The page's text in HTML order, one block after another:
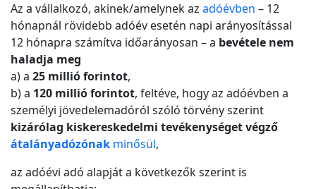
Az a vállalkozó, akinek/amelynek az adóévben – 12
hónapnál rövidebb adóév esetén napi arányosítással
12 hónapra számítva időarányosan – a bevétele nem
haladja meg
a) a 25 millió forintot,
b) a 120 millió forintot, feltéve, hogy az adóévben a
személyi jövedelemadóról szóló törvény szerint
kizárólag kiskereskedelmi tevékenységet végző
átalányadózónak minősül,
az adóévi adó alapját a következők szerint is